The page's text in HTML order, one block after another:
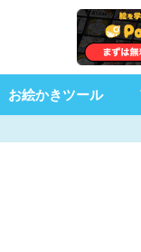
お絵かきツール